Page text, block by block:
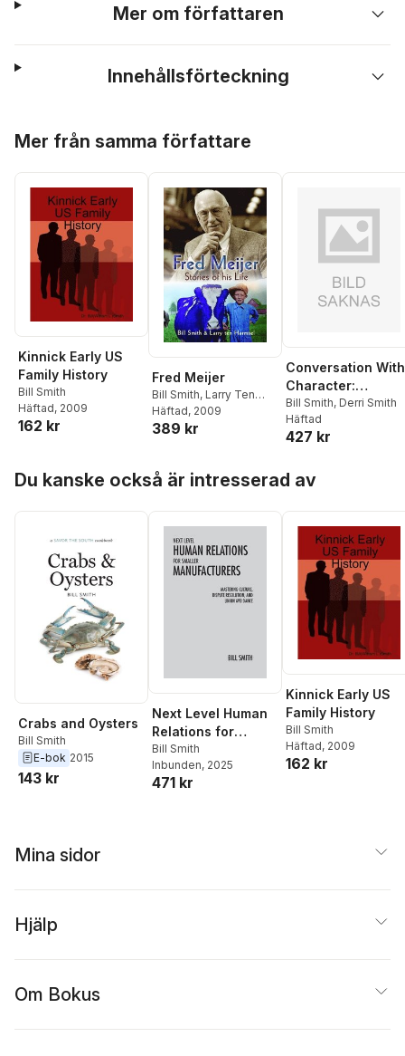
Mer om författaren
Innehållsförteckning
Mer från samma författare
Kinnick Early US
Family History
Bill Smith
Häftad, 2009
162 kr
Fred Meijer
Bill Smith, Larry Ten
Harmsel
Häftad, 2009
389 kr
Conversation With
Character:
Teaching the art
conversation,
"hello" to
Bill Smith, Derri Smith
Häftad
427 kr
Du kanske också är intresserad av
Crabs and Oysters
Bill Smith
E-bok 2015
143 kr
Next Level Human
Relations for
Smaller
Manufacturers
Bill Smith
Inbunden, 2025
471 kr
Kinnick Early US
Family History
Bill Smith
Häftad, 2009
162 kr
Mina sidor
Hjälp
Om Bokus